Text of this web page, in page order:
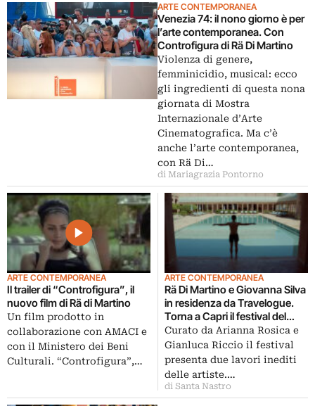
ARTE CONTEMPORANEA
Venezia 74: il nono giorno è per
l’arte contemporanea. Con
Controfigura di Rä Di Martino
Violenza di genere,
femminicidio, musical: ecco
gli ingredienti di questa nona
giornata di Mostra
Internazionale d’Arte
Cinematografica. Ma c’è
anche l’arte contemporanea,
con Rä Di…
di Mariagrazia Pontorno
ARTE CONTEMPORANEA
Il trailer di “Controfigura”, il
nuovo film di Rä di Martino
Un film prodotto in
collaborazione con AMACI e
con il Ministero dei Beni
Culturali. “Controfigura”,…
ARTE CONTEMPORANEA
Rä Di Martino e Giovanna Silva
in residenza da Travelogue.
Torna a Capri il festival del
Paesaggio
Curato da Arianna Rosica e
Gianluca Riccio il festival
presenta due lavori inediti
delle artiste.…
di Santa Nastro